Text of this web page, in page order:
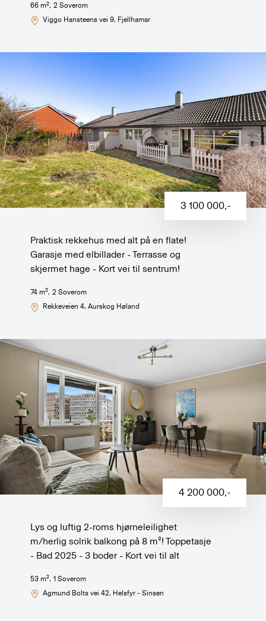
66 m2, 2 Soverom
Viggo Hansteens vei 9, Fjellhamar
3 100 000,-
Praktisk rekkehus med alt på en flate!
Garasje med elbillader - Terrasse og
skjermet hage - Kort vei til sentrum!
74 m2, 2 Soverom
Rekkeveien 4, Aurskog Høland
4 200 000,-
Lys og luftig 2-roms hjørneleilighet
m/herlig solrik balkong på 8 m²! Toppetasje
- Bad 2025 - 3 boder - Kort vei til alt
53 m2, 1 Soverom
Agmund Bolts vei 42, Helsfyr - Sinsen